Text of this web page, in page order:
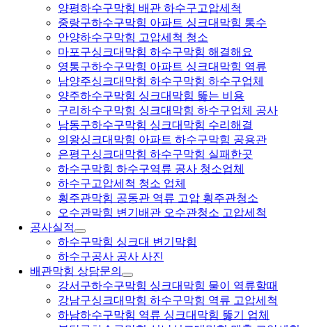
양평하수구막힘 배관 하수구고압세척
중랑구하수구막힘 아파트 싱크대막힘 통수
안양하수구막힘 고압세척 청소
마포구싱크대막힘 하수구막힘 해결해요
영통구하수구막힘 아파트 싱크대막힘 역류
남양주싱크대막힘 하수구막힘 하수구업체
양주하수구막힘 싱크대막힘 뚫는 비용
구리하수구막힘 싱크대막힘 하수구업체 공사
남동구하수구막힘 싱크대막힘 수리해결
의왕싱크대막힘 아파트 하수구막힘 공용관
은평구싱크대막힘 하수구막힘 실패한곳
하수구막힘 하수구역류 공사 청소업체
하수구고압세척 청소 업체
횡주관막힘 공동관 역류 고압 횡주관청소
오수관막힘 변기배관 오수관청소 고압세척
공사실적
하수구막힘 싱크대 변기막힘
하수구공사 공사 사진
배관막힘 상담문의
강서구하수구막힘 싱크대막힘 물이 역류할때
강남구싱크대막힘 하수구막힘 역류 고압세척
하남하수구막힘 역류 싱크대막힘 뚫기 업체